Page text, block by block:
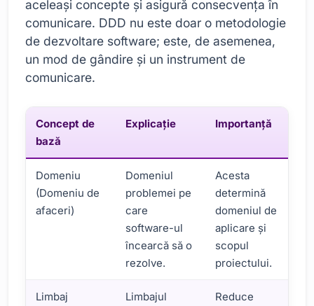
aceleași concepte și asigură consecvența în
comunicare. DDD nu este doar o metodologie
de dezvoltare software; este, de asemenea,
un mod de gândire și un instrument de
comunicare.
Concept de
bază
Explicaţie Importanţă
Domeniu
(Domeniu de
afaceri)
Domeniul
problemei pe
care
software-ul
încearcă să o
rezolve.
Acesta
determină
domeniul de
aplicare și
scopul
proiectului.
Limbaj
Limbajul
Reduce